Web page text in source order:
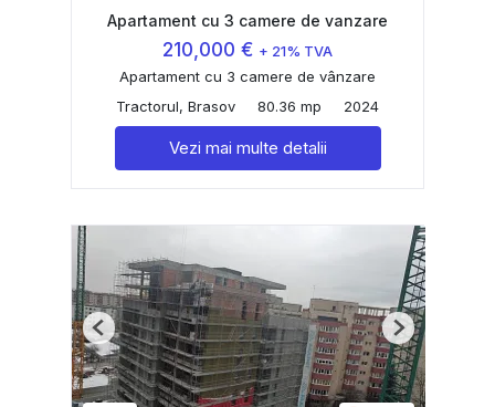
Apartament cu 3 camere de vanzare
210,000 € + 21% TVA
Apartament cu 3 camere de vânzare
Tractorul, Brasov
80.36 mp 2024
Vezi mai multe detalii
Previous Next